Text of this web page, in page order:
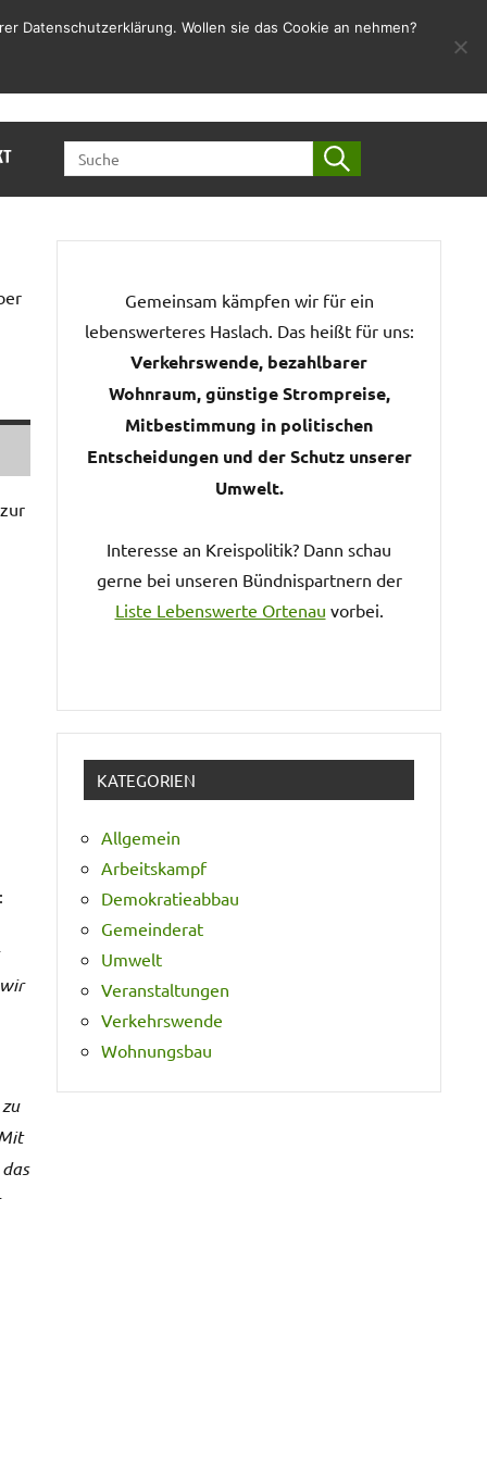
SEARCH
Gemeinsam kämpfen wir für ein
lebenswerteres Haslach. Das heißt für uns:
Verkehrswende, bezahlbarer
Wohnraum, günstige Strompreise,
Mitbestimmung in politischen
Entscheidungen und der Schutz unserer
Umwelt.
Interesse an Kreispolitik? Dann schau
gerne bei unseren Bündnispartnern der
Liste Lebenswerte Ortenau vorbei.
KATEGORIEN
Allgemein
Arbeitskampf
Demokratieabbau
Gemeinderat
Umwelt
Veranstaltungen
Verkehrswende
Wohnungsbau
Datenschutzerklärung. Wollen sie das Cookie an nehmen?